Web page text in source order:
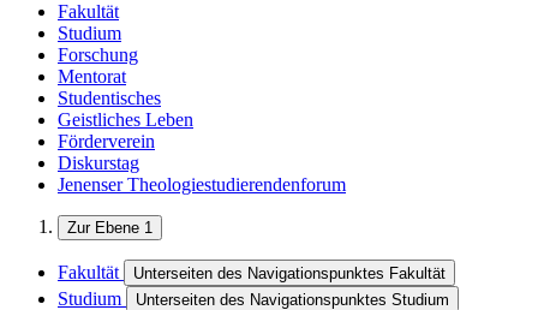
Fakultät
Studium
Forschung
Mentorat
Studentisches
Geistliches Leben
Förderverein
Diskurstag
Jenenser Theologiestudierendenforum
Zur Ebene 1
Fakultät Unterseiten des Navigationspunktes Fakultät
Studium Unterseiten des Navigationspunktes Studium